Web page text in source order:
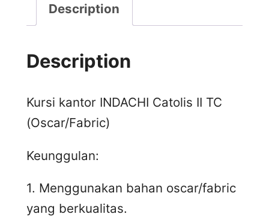
Description
Description
Kursi kantor INDACHI Catolis II TC
(Oscar/Fabric)
Keunggulan:
1. Menggunakan bahan oscar/fabric
yang berkualitas.